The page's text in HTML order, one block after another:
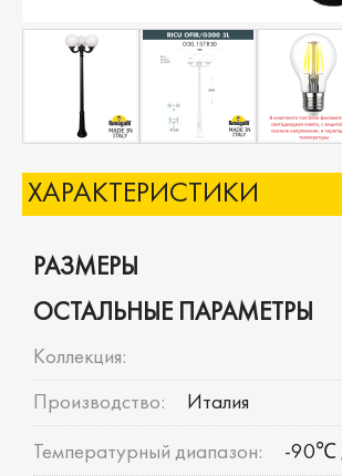
ХАРАКТЕРИСТИКИ
РАЗМЕРЫ
ОСТАЛЬНЫЕ ПАРАМЕТРЫ
Коллекция:
Производство: Италия
Температурный диапазон: -90℃